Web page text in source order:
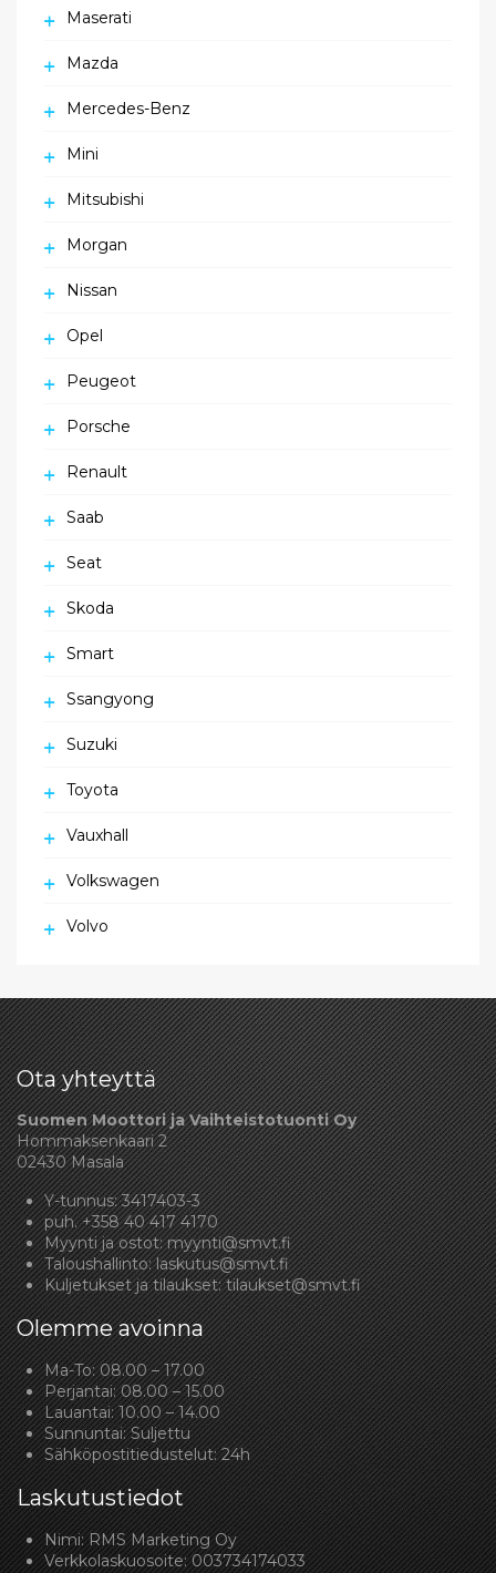
Maserati
Mazda
Mercedes-Benz
Mini
Mitsubishi
Morgan
Nissan
Opel
Peugeot
Porsche
Renault
Saab
Seat
Skoda
Smart
Ssangyong
Suzuki
Toyota
Vauxhall
Volkswagen
Volvo
Ota yhteyttä
Suomen Moottori ja Vaihteistotuonti Oy
Hommaksenkaari 2
02430 Masala
Y-tunnus: 3417403-3
puh.+358 40 417 4170
Myynti ja ostot:myynti@smvt.fi
Taloushallinto:laskutus@smvt.fi
Kuljetukset ja tilaukset:tilaukset@smvt.fi
Olemme avoinna
Ma-To: 08.00 – 17.00
Perjantai: 08.00 – 15.00
Lauantai: 10.00 – 14.00
Sunnuntai: Suljettu
Sähköpostitiedustelut: 24h
Laskutustiedot
Nimi: RMS Marketing Oy
Verkkolaskuosoite: 003734174033